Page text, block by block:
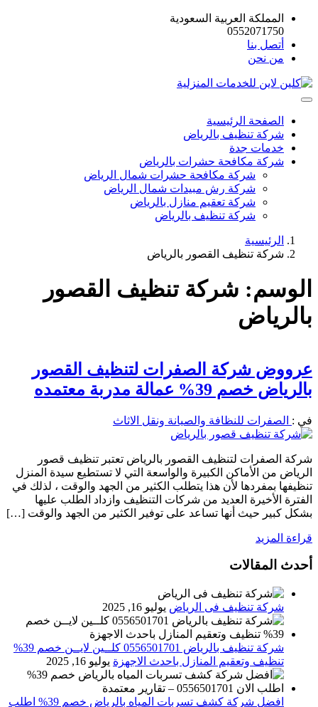
المملكة العربية السعودية
0552071750
أتصل بنا
من نحن
الصفحة الرئيسية
شركة تنظيف بالرياض
خدمات جدة
شركة مكافحة حشرات بالرياض
شركة مكافحة حشرات شمال الرياض
شركة رش مبيدات شمال الرياض
شركة تعقيم منازل بالرياض
شركة تنظيف بالرياض
الرئيسية
شركة تنظيف القصور بالرياض
الوسم: شركة تنظيف القصور
بالرياض
عرووض شركة الصفرات لتنظيف القصور
بالرياض خصم 39% عمالة مدربة معتمده
في : الصفرات للنظافة والصيانة ونقل الاثاث
شركة الصفرات لتنظيف القصور بالرياض تعتبر تنظيف قصور
الرياض من الأماكن الكبيرة والواسعة التي لا تستطيع سيدة المنزل
تنظيفها بمفردها لأن هذا يتطلب الكثير من الجهد والوقت ، لذلك في
الفترة الأخيرة العديد من شركات التنظيف وازداد الطلب عليها
بشكل كبير حيث أنها تساعد على توفير الكثير من الجهد والوقت […]
قراءة المزيد
أحدث المقالات
شركة تنظيف فى الرياض يوليو 16, 2025
شركة تنظيف بالرياض 0556501701 كلــين لايــن خصم 39%
تنظيف وتعقيم المنازل باحدث الاجهزة يوليو 16, 2025
افضل شركة كشف تسربات المياه بالرياض خصم 39% اطلب